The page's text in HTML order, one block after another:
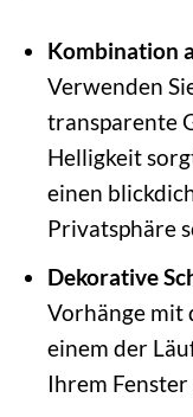
Kombination
Verwenden
transparente
Helligkeit
einen
Privatsphäre
Dekorative
Vorhänge mit
einem der
Ihrem